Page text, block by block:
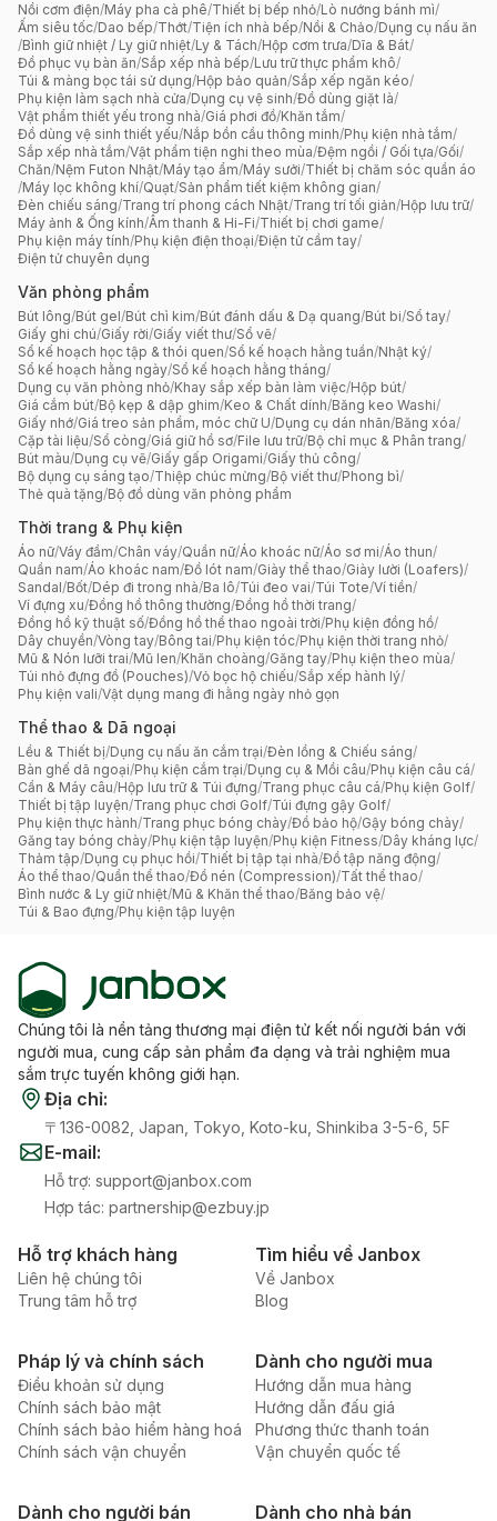
Nồi cơm điện/Máy pha cà phê/Thiết bị bếp nhỏ/Lò nướng bánh mì/
Ấm siêu tốc/Dao bếp/Thớt/Tiện ích nhà bếp/Nồi & Chảo/Dụng cụ nấu ăn
/Bình giữ nhiệt / Ly giữ nhiệt/Ly & Tách/Hộp cơm trưa/Dĩa & Bát/
Đồ phục vụ bàn ăn/Sắp xếp nhà bếp/Lưu trữ thực phẩm khô/
Túi & màng bọc tái sử dụng/Hộp bảo quản/Sắp xếp ngăn kéo/
Phụ kiện làm sạch nhà cửa/Dụng cụ vệ sinh/Đồ dùng giặt là/
Vật phẩm thiết yếu trong nhà/Giá phơi đồ/Khăn tắm/
Đồ dùng vệ sinh thiết yếu/Nắp bồn cầu thông minh/Phụ kiện nhà tắm/
Sắp xếp nhà tắm/Vật phẩm tiện nghi theo mùa/Đệm ngồi / Gối tựa/Gối/
Chăn/Nệm Futon Nhật/Máy tạo ẩm/Máy sưởi/Thiết bị chăm sóc quần áo
/Máy lọc không khí/Quạt/Sản phẩm tiết kiệm không gian/
Đèn chiếu sáng/Trang trí phong cách Nhật/Trang trí tối giản/Hộp lưu trữ/
Máy ảnh & Ống kính/Âm thanh & Hi-Fi/Thiết bị chơi game/
Phụ kiện máy tính/Phụ kiện điện thoại/Điện tử cầm tay/
Điện tử chuyên dụng
Văn phòng phẩm
Bút lông/Bút gel/Bút chì kim/Bút đánh dấu & Dạ quang/Bút bi/Sổ tay/
Giấy ghi chú/Giấy rời/Giấy viết thư/Sổ vẽ/
Sổ kế hoạch học tập & thói quen/Sổ kế hoạch hằng tuần/Nhật ký/
Sổ kế hoạch hằng ngày/Sổ kế hoạch hằng tháng/
Dụng cụ văn phòng nhỏ/Khay sắp xếp bàn làm việc/Hộp bút/
Giá cắm bút/Bộ kẹp & dập ghim/Keo & Chất dính/Băng keo Washi/
Giấy nhớ/Giá treo sản phẩm, móc chữ U/Dụng cụ dán nhãn/Băng xóa/
Cặp tài liệu/Sổ còng/Giá giữ hồ sơ/File lưu trữ/Bộ chỉ mục & Phân trang/
Bút màu/Dụng cụ vẽ/Giấy gấp Origami/Giấy thủ công/
Bộ dụng cụ sáng tạo/Thiệp chúc mừng/Bộ viết thư/Phong bì/
Thẻ quà tặng/Bộ đồ dùng văn phòng phẩm
Thời trang & Phụ kiện
Áo nữ/Váy đầm/Chân váy/Quần nữ/Áo khoác nữ/Áo sơ mi/Áo thun/
Quần nam/Áo khoác nam/Đồ lót nam/Giày thể thao/Giày lười (Loafers)/
Sandal/Bốt/Dép đi trong nhà/Ba lô/Túi đeo vai/Túi Tote/Ví tiền/
Ví đựng xu/Đồng hồ thông thường/Đồng hồ thời trang/
Đồng hồ kỹ thuật số/Đồng hồ thể thao ngoài trời/Phụ kiện đồng hồ/
Dây chuyền/Vòng tay/Bông tai/Phụ kiện tóc/Phụ kiện thời trang nhỏ/
Mũ & Nón lưỡi trai/Mũ len/Khăn choàng/Găng tay/Phụ kiện theo mùa/
Túi nhỏ đựng đồ (Pouches)/Vỏ bọc hộ chiếu/Sắp xếp hành lý/
Phụ kiện vali/Vật dụng mang đi hằng ngày nhỏ gọn
Thể thao & Dã ngoại
Lều & Thiết bị/Dụng cụ nấu ăn cắm trại/Đèn lồng & Chiếu sáng/
Bàn ghế dã ngoại/Phụ kiện cắm trại/Dụng cụ & Mồi câu/Phụ kiện câu cá/
Cần & Máy câu/Hộp lưu trữ & Túi đựng/Trang phục câu cá/Phụ kiện Golf/
Thiết bị tập luyện/Trang phục chơi Golf/Túi đựng gậy Golf/
Phụ kiện thực hành/Trang phục bóng chày/Đồ bảo hộ/Gậy bóng chày/
Găng tay bóng chày/Phụ kiện tập luyện/Phụ kiện Fitness/Dây kháng lực/
Thảm tập/Dụng cụ phục hồi/Thiết bị tập tại nhà/Đồ tập năng động/
Áo thể thao/Quần thể thao/Đồ nén (Compression)/Tất thể thao/
Bình nước & Ly giữ nhiệt/Mũ & Khăn thể thao/Băng bảo vệ/
Túi & Bao đựng/Phụ kiện tập luyện
Chúng tôi là nền tảng thương mại điện tử kết nối người bán với
người mua, cung cấp sản phẩm đa dạng và trải nghiệm mua
sắm trực tuyến không giới hạn.
Địa chỉ:
〒136-0082, Japan, Tokyo, Koto-ku, Shinkiba 3-5-6, 5F
E-mail:
Hỗ trợ: support@janbox.com
Hợp tác: partnership@ezbuy.jp
Hỗ trợ khách hàng
Liên hệ chúng tôi
Trung tâm hỗ trợ
Tìm hiểu về Janbox
Về Janbox
Blog
Pháp lý và chính sách
Điều khoản sử dụng
Chính sách bảo mật
Chính sách bảo hiểm hàng hoá
Chính sách vận chuyển
Dành cho người mua
Hướng dẫn mua hàng
Hướng dẫn đấu giá
Phương thức thanh toán
Vận chuyển quốc tế
Dành cho người bán Dành cho nhà bán